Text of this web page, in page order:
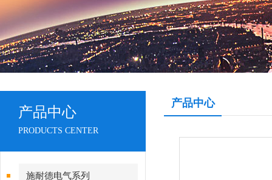
产品中心
PRODUCTS CENTER
施耐德电气系列
产品中心